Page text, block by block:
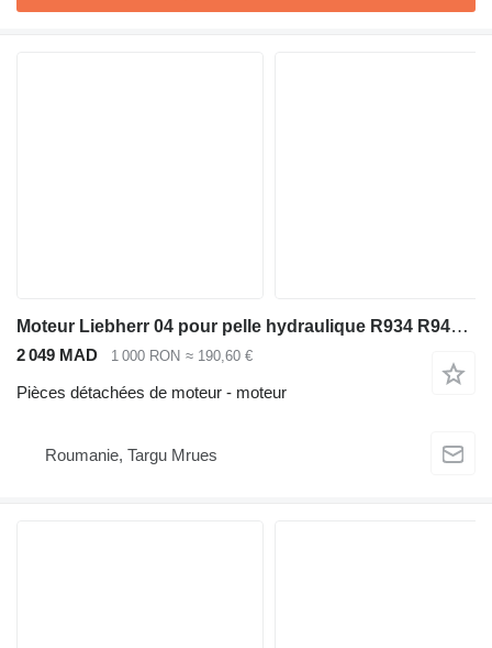
Moteur Liebherr 04 pour pelle hydraulique R934 R944 A934 A944, référence D934 A7-04 pour excavateur Liebherr R934 R944 A934 A944
2 049 MAD 1 000 RON ≈ 190,60 €
Pièces détachées de moteur - moteur
Roumanie, Targu Mrues